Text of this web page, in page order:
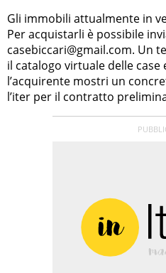
Gli immobili attualmente in
Per acquistarli è possibile
casebiccari@gmail.com. Un
il catalogo virtuale delle case
l’acquirente mostri un
l’iter per il contratto